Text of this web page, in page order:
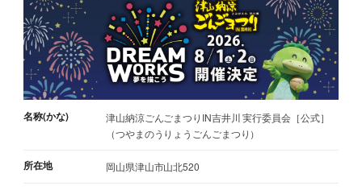
名称(かな)
津山納涼ごんごまつりIN吉井川 実行委員会［公式］
（つやまのうりょうごんごまつり）
所在地 岡山県津山市山北520